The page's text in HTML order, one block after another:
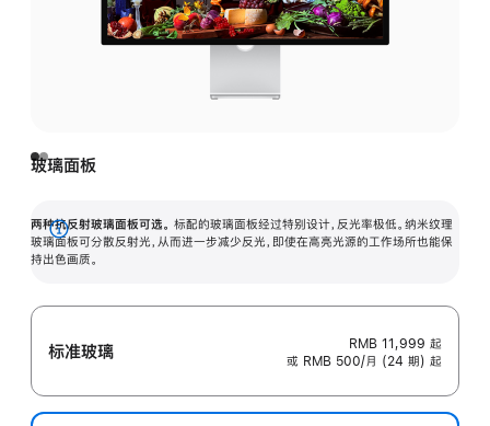
玻璃面板
两种抗反射玻璃面板可选。 标配的玻璃面板经过特别设计，反光率极低。纳米纹理
玻璃面板可分散反射光，从而进一步减少反光，即使在高亮光源的工作场所也能保
持出色画质。
展
开
标准玻璃 RMB 11,999 起
或 RMB 500/月 (24 期) 起